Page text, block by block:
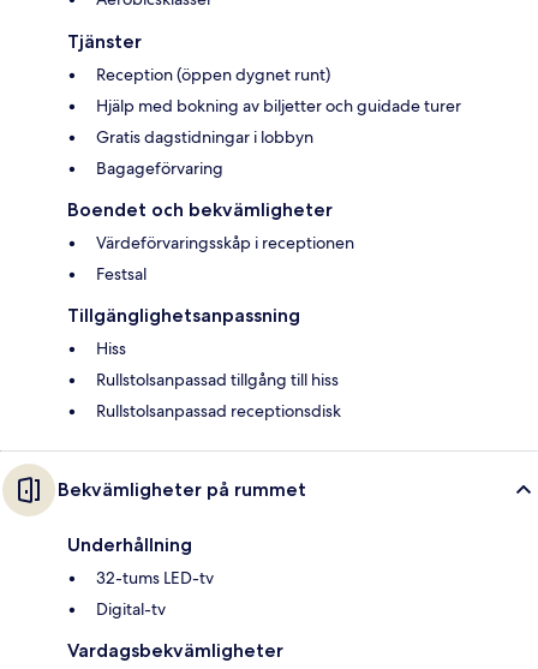
Tjänster
Reception (öppen dygnet runt)
Hjälp med bokning av biljetter och guidade turer
Gratis dagstidningar i lobbyn
Bagageförvaring
Boendet och bekvämligheter
Värdeförvaringsskåp i receptionen
Festsal
Tillgänglighetsanpassning
Hiss
Rullstolsanpassad tillgång till hiss
Rullstolsanpassad receptionsdisk
Bekvämligheter på rummet
Underhållning
32-tums LED-tv
Digital-tv
Vardagsbekvämligheter